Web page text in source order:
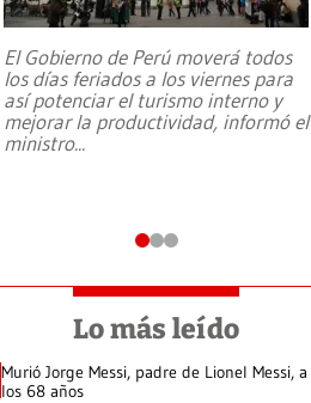
El Gobierno de Perú moverá todos
los días feriados a los viernes para
así potenciar el turismo interno y
mejorar la productividad, informó el
ministro...
Lo más leído
Murió Jorge Messi, padre de Lionel Messi, a
los 68 años